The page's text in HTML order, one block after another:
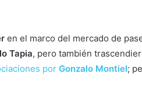
en el marco del mercado de
Tapia, pero también
por Gonzalo Montiel;